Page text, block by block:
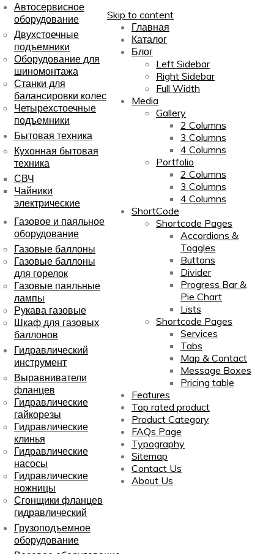
Skip to content
Главная
Каталог
Блог
Left Sidebar
Right Sidebar
Full Width
Media
Gallery
2 Columns
3 Columns
4 Columns
Portfolio
2 Columns
3 Columns
4 Columns
ShortCode
Shortcode Pages
Accordions &
Toggles
Buttons
Divider
Progress Bar &
Pie Chart
Lists
Shortcode Pages
Services
Tabs
Map & Contact
Message Boxes
Pricing table
Features
Top rated product
Product Category
FAQs Page
Typography
Sitemap
Contact Us
About Us
Автосервисное
оборудование
Двухстоечные
подъемники
Оборудование для
шиномонтажа
Станки для
балансировки колес
Четырехстоечные
подъемники
Бытовая техника
Кухонная бытовая
техника
СВЧ
Чайники
электрические
Газовое и паяльное
оборудование
Газовые баллоны
Газовые баллоны
для горелок
Газовые паяльные
лампы
Рукава газовые
Шкаф для газовых
баллонов
Гидравлический
инструмент
Выравниватели
фланцев
Гидравлические
гайкорезы
Гидравлические
клинья
Гидравлические
насосы
Гидравлические
ножницы
Сгонщики фланцев
гидравлический
Грузоподъемное
оборудование